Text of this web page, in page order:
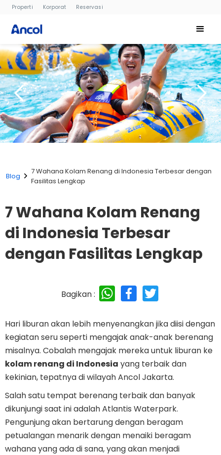
Properti Korporat Reservasi
Blog
7 Wahana Kolam Renang di Indonesia Terbesar dengan
Fasilitas Lengkap
7 Wahana Kolam Renang
di Indonesia Terbesar
dengan Fasilitas Lengkap
Bagikan : WhatsApp
Facebook
Twitter
Hari liburan akan lebih menyenangkan jika diisi dengan
kegiatan seru seperti mengajak anak-anak berenang
misalnya. Cobalah mengajak mereka untuk liburan ke
kolam renang di Indonesia yang terbaik dan
kekinian, tepatnya di wilayah Ancol Jakarta.
Salah satu tempat berenang terbaik dan banyak
dikunjungi saat ini adalah Atlantis Waterpark.
Pengunjung akan bertarung dengan beragam
petualangan menarik dengan menaiki beragam
wahana yang ada di sana, yang akan menjadi